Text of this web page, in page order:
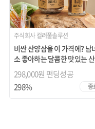
주식회사 컬러풀솔루션
비싼 산양삼을 이 가격에? 남
소 좋아하는 달콤한 맛있는 산
꿀 :)
298,000원 펀딩성공
종
298%